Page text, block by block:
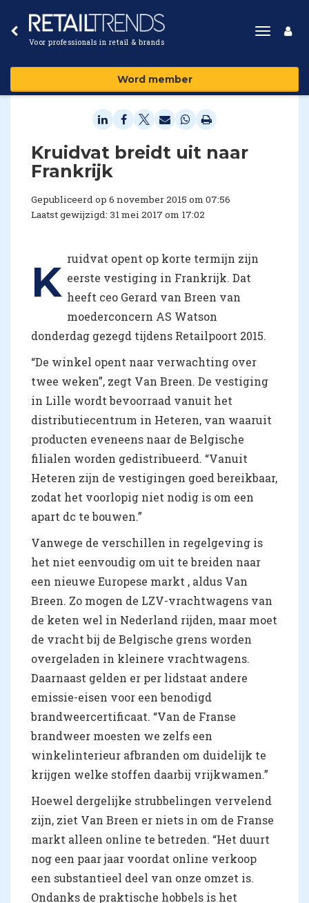
Voor professionals in retail & brands
Toggle
Word member
​Kruidvat breidt uit naar
Frankrijk
Gepubliceerd op 6 november 2015 om 07:56
Laatst gewijzigd: 31 mei 2017 om 17:02
K ruidvat opent op korte termijn zijn
eerste vestiging in Frankrijk. Dat
heeft ceo Gerard van Breen van
moederconcern AS Watson
donderdag gezegd tijdens Retailpoort 2015.
“De winkel opent naar verwachting over
twee weken”, zegt Van Breen. De vestiging
in Lille wordt bevoorraad vanuit het
distributiecentrum in Heteren, van waaruit
producten eveneens naar de Belgische
filialen worden gedistribueerd. “Vanuit
Heteren zijn de vestigingen goed bereikbaar,
zodat het voorlopig niet nodig is om een
apart dc te bouwen.”
Vanwege de verschillen in regelgeving is
het niet eenvoudig om uit te breiden naar
een nieuwe Europese markt , aldus Van
Breen. Zo mogen de LZV-vrachtwagens van
de keten wel in Nederland rijden, maar moet
de vracht bij de Belgische grens worden
overgeladen in kleinere vrachtwagens.
Daarnaast gelden er per lidstaat andere
emissie-eisen voor een benodigd
brandweercertificaat. “Van de Franse
brandweer moesten we zelfs een
winkelinterieur afbranden om duidelijk te
krijgen welke stoffen daarbij vrijkwamen.”
Hoewel dergelijke strubbelingen vervelend
zijn, ziet Van Breen er niets in om de Franse
markt alleen online te betreden. “Het duurt
nog een paar jaar voordat online verkoop
een substantieel deel van onze omzet is.
Ondanks de praktische hobbels is het